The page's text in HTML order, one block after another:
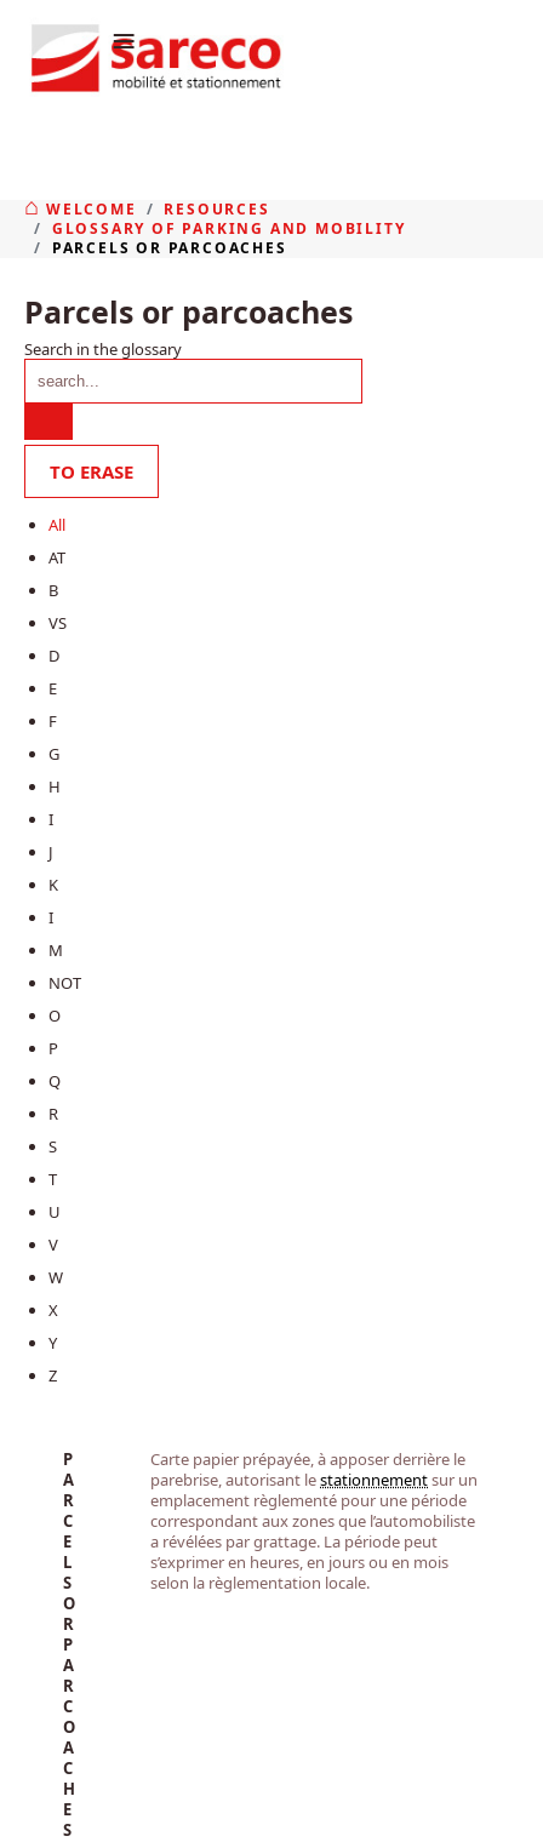
≡
WELCOME
RESOURCES
GLOSSARY OF PARKING AND MOBILITY
PARCELS OR PARCOACHES
Parcels or parcoaches
Search in the glossary
All
AT
B
VS
D
E
F
G
H
I
J
K
I
M
NOT
O
P
Q
R
S
T
U
V
W
X
Y
Z
P
A
R
C
E
L
S
O
R
P
A
R
C
O
A
C
H
E
S
Carte papier prépayée, à apposer derrière le
parebrise, autorisant lestationnementsur un
emplacement règlementé pour une période
correspondant aux zones que l’automobiliste
a révélées par grattage. La période peut
s’exprimer en heures, en jours ou en mois
selon la règlementation locale.